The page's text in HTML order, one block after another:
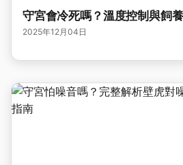
守宮會冷死嗎？溫度控制與飼
2025年12月04日